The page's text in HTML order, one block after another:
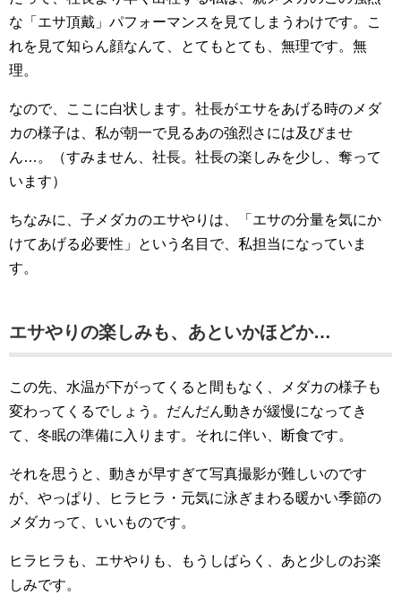
な「エサ頂戴」パフォーマンスを見てしまうわけです。こ
れを見て知らん顔なんて、とてもとても、無理です。無
理。
なので、ここに白状します。社長がエサをあげる時のメダ
カの様子は、私が朝一で見るあの強烈さには及びませ
ん…。（すみません、社長。社長の楽しみを少し、奪って
います）
ちなみに、子メダカのエサやりは、「エサの分量を気にか
けてあげる必要性」という名目で、私担当になっていま
す。
エサやりの楽しみも、あといかほどか…
この先、水温が下がってくると間もなく、メダカの様子も
変わってくるでしょう。だんだん動きが緩慢になってき
て、冬眠の準備に入ります。それに伴い、断食です。
それを思うと、動きが早すぎて写真撮影が難しいのです
が、やっぱり、ヒラヒラ・元気に泳ぎまわる暖かい季節の
メダカって、いいものです。
ヒラヒラも、エサやりも、もうしばらく、あと少しのお楽
しみです。